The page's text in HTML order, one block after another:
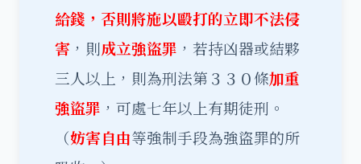
給錢，否則將施以毆打的立即不法侵
害 ，則成立強盜罪 ，若持凶器或結夥
三人以上，則為刑法第３３０條加重
強盜罪 ，可處七年以上有期徒刑。
（妨害自由等強制手段為強盜罪的所